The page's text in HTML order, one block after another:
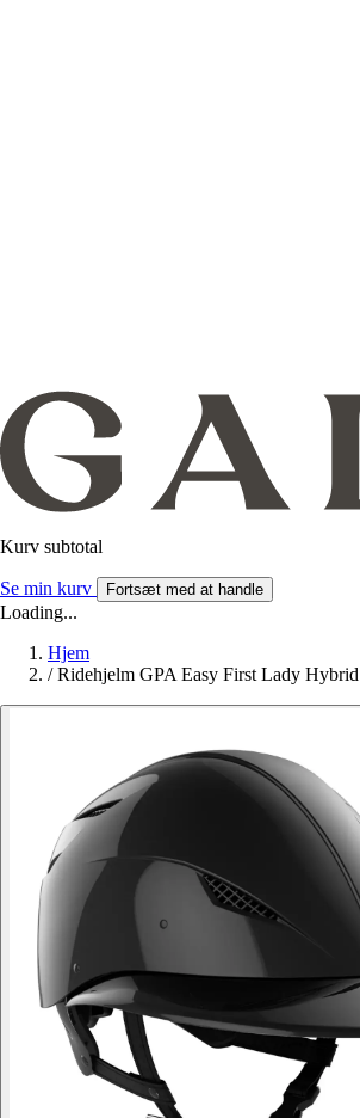
Kurv subtotal
Se min kurv Fortsæt med at handle
Loading...
Hjem
/ Ridehjelm GPA Easy First Lady